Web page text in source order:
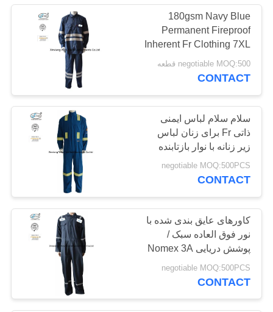
پارچه ضد استاتیک
35
پارچه FR ذاتی
24
180gsm Navy Blue
Permanent Fireproof
Inherent Fr Clothing 7XL
negotiable MOQ:500 قطعه
CONTACT
سلام سلام لباس ایمنی
ذاتی Fr برای زنان لباس
زیر زنانه با نوار بازتابنده
negotiable MOQ:500PCS
CONTACT
کاورهای عایق بندی شده با
نور فوق العاده سبک /
پوشش دریایی Nomex 3A
Frc
negotiable MOQ:500PCS
CONTACT